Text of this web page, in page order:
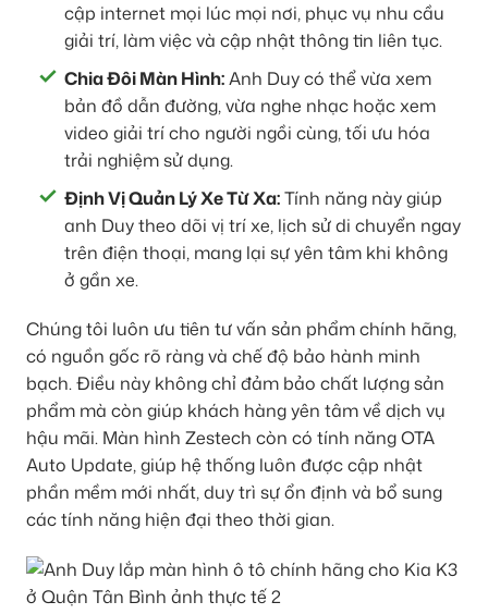
cập internet mọi lúc mọi nơi, phục vụ nhu cầu
giải trí, làm việc và cập nhật thông tin liên tục.
Chia Đôi Màn Hình:Anh Duy có thể vừa xem
bản đồ dẫn đường, vừa nghe nhạc hoặc xem
video giải trí cho người ngồi cùng, tối ưu hóa
trải nghiệm sử dụng.
Định Vị Quản Lý Xe Từ Xa:Tính năng này giúp
anh Duy theo dõi vị trí xe, lịch sử di chuyển ngay
trên điện thoại, mang lại sự yên tâm khi không
ở gần xe.
Chúng tôi luôn ưu tiên tư vấn sản phẩm chính hãng,
có nguồn gốc rõ ràng và chế độ bảo hành minh
bạch. Điều này không chỉ đảm bảo chất lượng sản
phẩm mà còn giúp khách hàng yên tâm về dịch vụ
hậu mãi. Màn hình Zestech còn có tính năng OTA
Auto Update, giúp hệ thống luôn được cập nhật
phần mềm mới nhất, duy trì sự ổn định và bổ sung
các tính năng hiện đại theo thời gian.